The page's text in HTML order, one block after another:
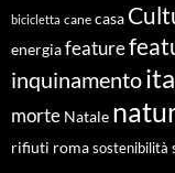
bicicletta cane casa
energiafeature
inquinamento
morte Natale
rifiuti roma sostenibilità